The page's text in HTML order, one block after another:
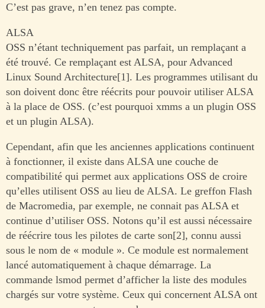
C’est pas grave, n’en tenez pas compte.
ALSA
OSS n’étant techniquement pas parfait, un remplaçant a
été trouvé. Ce remplaçant est ALSA, pour Advanced
Linux Sound Architecture[1]. Les programmes utilisant du
son doivent donc être réécrits pour pouvoir utiliser ALSA
à la place de OSS. (c’est pourquoi xmms a un plugin OSS
et un plugin ALSA).
Cependant, afin que les anciennes applications continuent
à fonctionner, il existe dans ALSA une couche de
compatibilité qui permet aux applications OSS de croire
qu’elles utilisent OSS au lieu de ALSA. Le greffon Flash
de Macromedia, par exemple, ne connait pas ALSA et
continue d’utiliser OSS. Notons qu’il est aussi nécessaire
de réécrire tous les pilotes de carte son[2], connu aussi
sous le nom de « module ». Ce module est normalement
lancé automatiquement à chaque démarrage. La
commande lsmod permet d’afficher la liste des modules
chargés sur votre système. Ceux qui concernent ALSA ont